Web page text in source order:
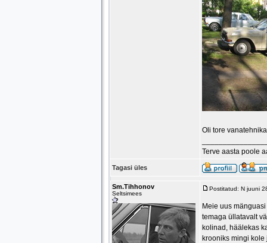
Oli tore
Terve aasta poole
Tagasi üles
Sm.Tihhonov
Seltsimees
Postitatud: N juuni
Meie uus
temaga üllatavalt
kolinad, häälekas
krooniks mingi